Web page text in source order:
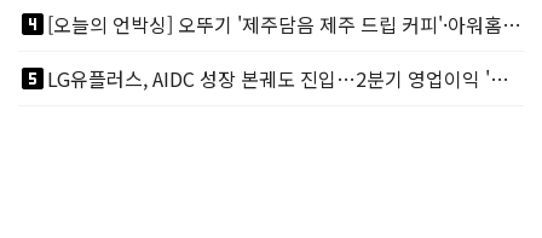
looks_4
[오늘의 언박싱] 오뚜기 '제주담음 제주 드립 커피'·아워홈 ‘갓석박지’ 外
looks_5
LG유플러스, AIDC 성장 본궤도 진입…2분기 영업이익 '역대 최대'